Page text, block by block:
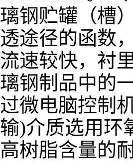
璃钢贮罐（槽
透途径的函数
流速较快，衬
璃钢制品中的
过微电脑控制
输)介质选用环
高树脂含量的